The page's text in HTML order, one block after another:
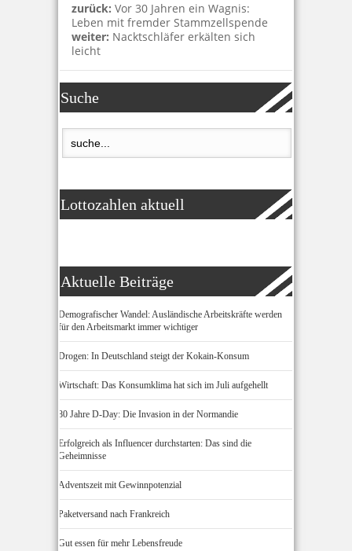
zurück: Vor 30 Jahren ein Wagnis:
Leben mit fremder Stammzellspende
weiter: Nacktschläfer erkälten sich
leicht
Suche
Lottozahlen aktuell
Aktuelle Beiträge
Demografischer Wandel: Ausländische Arbeitskräfte werden
für den Arbeitsmarkt immer wichtiger
Drogen: In Deutschland steigt der Kokain-Konsum
Wirtschaft: Das Konsumklima hat sich im Juli aufgehellt
80 Jahre D-Day: Die Invasion in der Normandie
Erfolgreich als Influencer durchstarten: Das sind die
Geheimnisse
Adventszeit mit Gewinnpotenzial
Paketversand nach Frankreich
Gut essen für mehr Lebensfreude